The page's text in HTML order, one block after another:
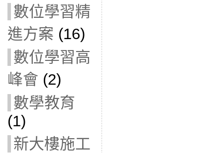
數位學習精
進方案 (16)
數位學習高
峰會 (2)
數學教育
(1)
新大樓施工